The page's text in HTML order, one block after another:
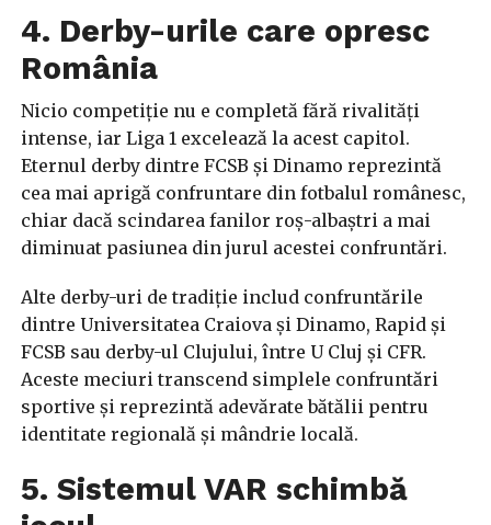
4. Derby-urile care opresc
România
Nicio competiție nu e completă fără rivalități
intense, iar Liga 1 excelează la acest capitol.
Eternul derby dintre FCSB și Dinamo reprezintă
cea mai aprigă confruntare din fotbalul românesc,
chiar dacă scindarea fanilor roș-albaștri a mai
diminuat pasiunea din jurul acestei confruntări.
Alte derby-uri de tradiție includ confruntările
dintre Universitatea Craiova și Dinamo, Rapid și
FCSB sau derby-ul Clujului, între U Cluj și CFR.
Aceste meciuri transcend simplele confruntări
sportive și reprezintă adevărate bătălii pentru
identitate regională și mândrie locală.
5. Sistemul VAR schimbă